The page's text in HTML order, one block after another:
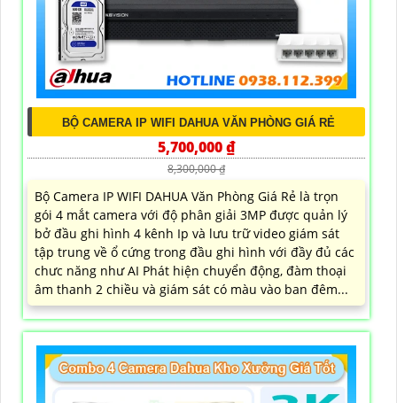
BỘ CAMERA IP WIFI DAHUA VĂN PHÒNG GIÁ RẺ
5,700,000 ₫
8,300,000 ₫
Bộ Camera IP WIFI DAHUA Văn Phòng Giá Rẻ là trọn
gói 4 mắt camera với độ phân giải 3MP được quản lý
bở đầu ghi hình 4 kênh Ip và lưu trữ video giám sát
tập trung về ổ cứng trong đầu ghi hình với đầy đủ các
chưc năng như AI Phát hiện chuyển động, đàm thoại
âm thanh 2 chiều và giám sát có màu vào ban đêm...